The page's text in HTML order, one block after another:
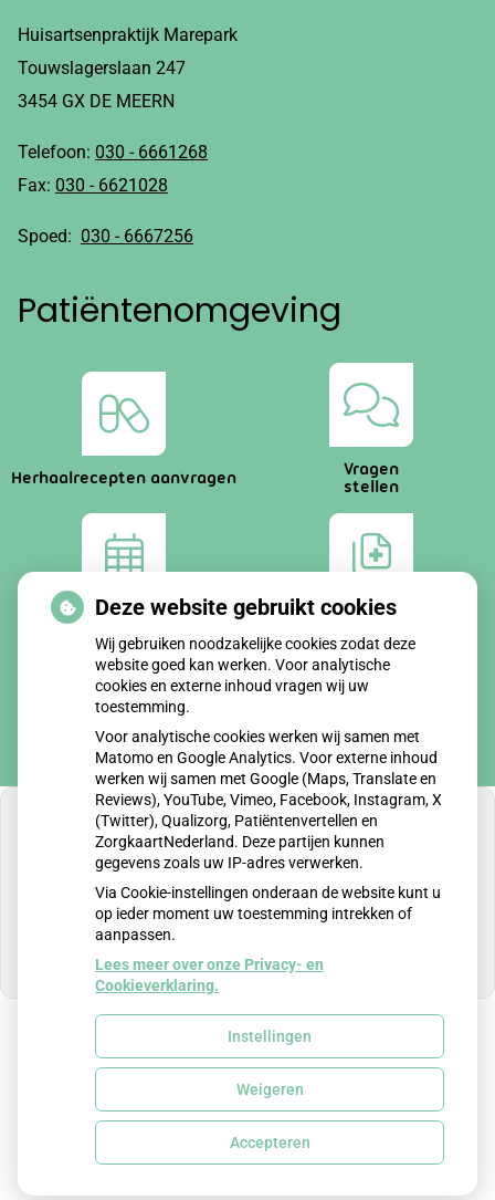
Huisartsenpraktijk Marepark
Touwslagerslaan 247
3454 GX DE MEERN
Telefoon: 030 - 6661268
Fax: 030 - 6621028
Spoed: 030 - 6667256
Patiëntenomgeving
Herhaalrecepten aanvragen
Vragen
stellen
Afspraken
maken
Dossier
bekijken
U heeft geen toestemming gegeven voor
externe inhoud die nodig is om dit te zien.
Cookie-instellingen wijzigen
Uw Zorg Online
Cookie-instellingen
Deze website gebruikt cookies
Wij gebruiken noodzakelijke cookies zodat deze
website goed kan werken. Voor analytische
cookies en externe inhoud vragen wij uw
toestemming.
Voor analytische cookies werken wij samen met
Matomo en Google Analytics. Voor externe inhoud
werken wij samen met Google (Maps, Translate en
Reviews), YouTube, Vimeo, Facebook, Instagram, X
(Twitter), Qualizorg, Patiëntenvertellen en
ZorgkaartNederland. Deze partijen kunnen
gegevens zoals uw IP-adres verwerken.
Via Cookie-instellingen onderaan de website kunt u
op ieder moment uw toestemming intrekken of
aanpassen.
Lees meer over onze Privacy- en
Cookieverklaring.
Instellingen
Weigeren
Accepteren